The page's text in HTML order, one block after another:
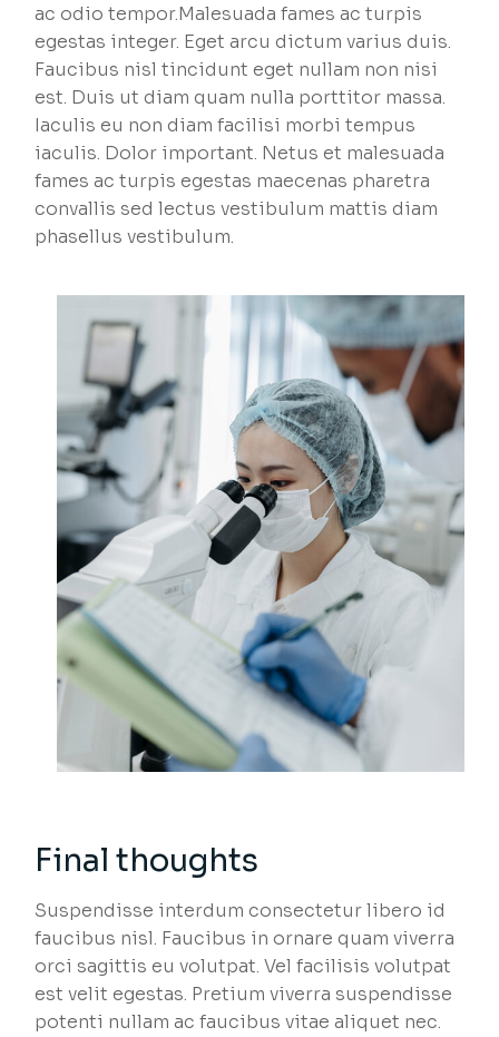
ac odio tempor.Malesuada fames ac turpis
egestas integer. Eget arcu dictum varius duis.
Faucibus nisl tincidunt eget nullam non nisi
est. Duis ut diam quam nulla porttitor massa.
Iaculis eu non diam facilisi morbi tempus
iaculis. Dolor important. Netus et malesuada
fames ac turpis egestas maecenas pharetra
convallis sed lectus vestibulum mattis diam
phasellus vestibulum.
Final thoughts
Suspendisse interdum consectetur libero id
faucibus nisl. Faucibus in ornare quam viverra
orci sagittis eu volutpat. Vel facilisis volutpat
est velit egestas. Pretium viverra suspendisse
potenti nullam ac faucibus vitae aliquet nec.